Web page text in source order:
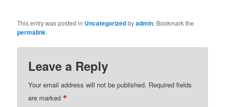
This entry was posted in Uncategorizedbyadmin. Bookmark the
permalink.
Leave a Reply
Your email address will not be published. Required fields
are marked*